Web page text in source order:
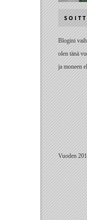
Blogini
olen tänä
ja moneen
Vuoden